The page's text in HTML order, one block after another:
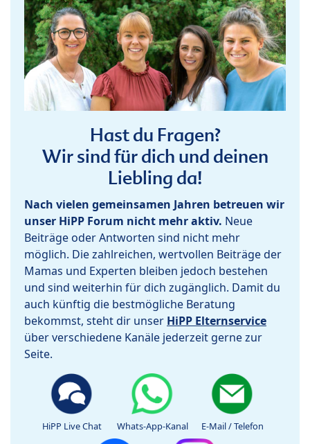
Hast du Fragen?
Wir sind für dich und deinen
Liebling da!
Nach vielen gemeinsamen Jahren betreuen wir
unser HiPP Forum nicht mehr aktiv. Neue
Beiträge oder Antworten sind nicht mehr
möglich. Die zahlreichen, wertvollen Beiträge der
Mamas und Experten bleiben jedoch bestehen
und sind weiterhin für dich zugänglich. Damit du
auch künftig die bestmögliche Beratung
bekommst, steht dir unser HiPP Elternservice
über verschiedene Kanäle jederzeit gerne zur
Seite.
HiPP Live Chat Whats-App-Kanal E-Mail / Telefon